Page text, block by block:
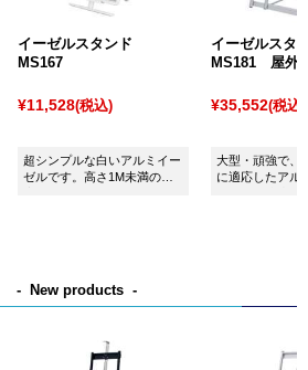
イーゼルスタンド
MS167
¥11,528(税込)
超シンプルな白いアルミイー
ゼルです。高さ1M未満の低
イーゼルス
MS181 屋外
¥35,552(税込)
大型・頑強で、
に適応したアル
New products